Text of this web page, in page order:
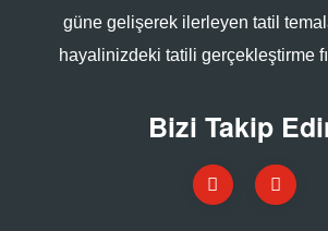
güne gelişerek ilerleyen tatil
hayalinizdeki tatili gerçekleştirme
Bizi Takip